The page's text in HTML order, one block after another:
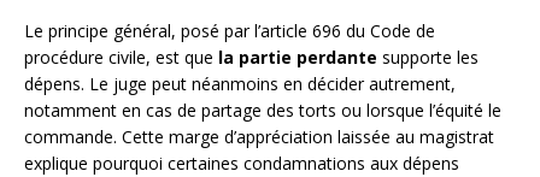
Le principe général, posé par l’article 696 du Code de
procédure civile, est que la partie perdante supporte les
dépens. Le juge peut néanmoins en décider autrement,
notamment en cas de partage des torts ou lorsque l’équité le
commande. Cette marge d’appréciation laissée au magistrat
explique pourquoi certaines condamnations aux dépens